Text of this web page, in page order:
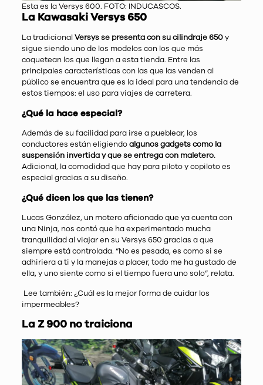
Esta es la Versys 600. FOTO: INDUCASCOS.
La Kawasaki Versys 650
La tradicionalVersys se presenta con su cilindraje 650y
sigue siendo uno de los modelos con los que más
coquetean los que llegan a esta tienda. Entre las
principales características con las que las venden al
público se encuentra que es la ideal para una tendencia de
estos tiempos: el uso para viajes de carretera.
¿Qué la hace especial?
Además de su facilidad para irse a pueblear, los
conductores están eligiendoalgunos gadgets como la
suspensión invertida y que se entrega con maletero.
Adicional, la comodidad que hay para piloto y copiloto es
especial gracias a su diseño.
¿Qué dicen los que las tienen?
Lucas González, un motero aficionado que ya cuenta con
una Ninja, nos contó que ha experimentado mucha
tranquilidad al viajar en su Versys 650 gracias a que
siempre está controlada. “No es pesada, es como si se
adhiriera a ti y la manejas a placer, todo me ha gustado de
ella, y uno siente como si el tiempo fuera uno solo”, relata.
Lee también: ¿Cuál es la mejor forma de cuidar los
impermeables?
La Z 900 no traiciona